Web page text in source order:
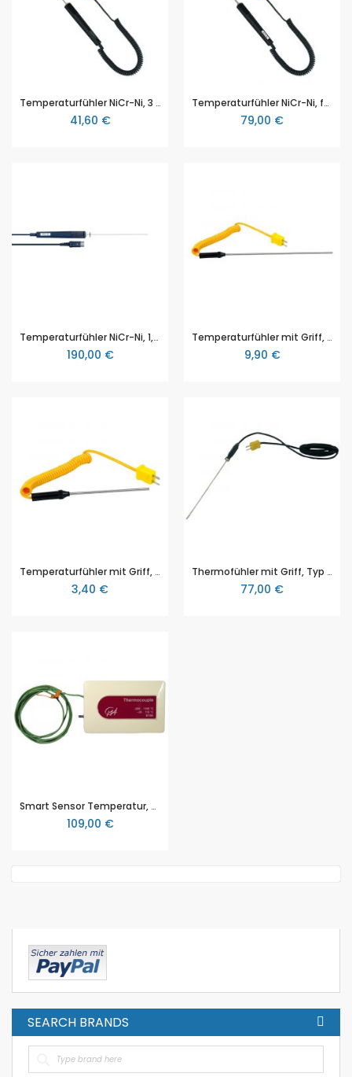
Temperaturfühler NiCr-Ni, 3 mm, Typ K
41,60 €
Temperaturfühler NiCr-Ni, für Oberflächenmessung, Typ K
79,00 €
Temperaturfühler NiCr-Ni, 1,5 mm
190,00 €
Temperaturfühler mit Griff, -50 … +580 °C, 200 mm, Typ K
9,90 €
Temperaturfühler mit Griff, -50 … +580 °C, 100 mm, Typ K
3,40 €
Thermofühler mit Griff, Typ K, Lanzenlänge=ca. 200 mm, Messbereich: -50 ... +1100°C
77,00 €
Smart Sensor Temperatur, -20...+110 °C und -200...+1300 °C, NTL
109,00 €
SEARCH BRANDS